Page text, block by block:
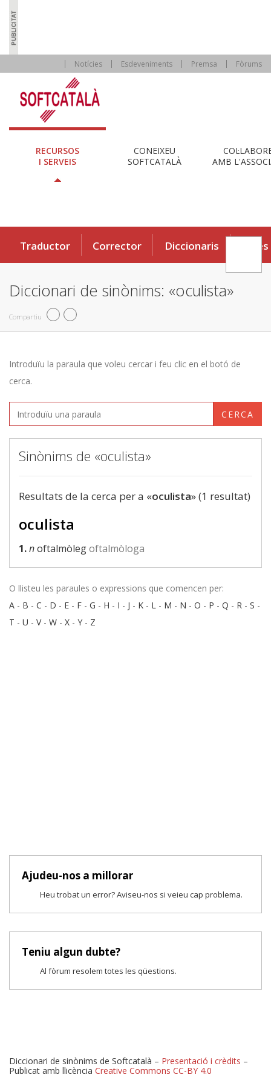
Notícies Esdeveniments Premsa Fòrums
RECURSOS
I SERVEIS
CONEIXEU
SOFTCATALÀ
AMB
Traductor Corrector Diccionaris Eines
Diccionari de sinònims: «oculista»
Compartiu
Introduïu la paraula que voleu cercar i feu clic en el botó de
cerca.
CERCA
Sinònims de «oculista»
Resultats de la cerca per a «oculista» (1 resultat)
oculista
1.noftalmòlegoftalmòloga
O llisteu les paraules o expressions que comencen per:
A - B - C - D - E - F - G - H - I - J - K - L - M - N - O - P - Q - R - S -
T - U - V- W - X - Y - Z
Ajudeu-nos a millorar
Heu trobat un error? Aviseu-nos si veieu cap problema.
Teniu algun dubte?
Al fòrum resolem totes les qüestions.
Diccionari de sinònims de Softcatalà – Presentació i crèdits –
Publicat amb llicència Creative Commons CC-BY 4.0